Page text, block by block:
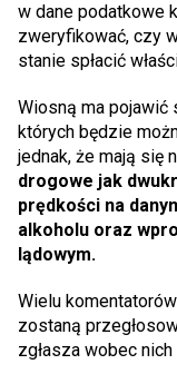
w dane podatkowe
zweryfikować, czy
stanie spłacić
Wiosną ma pojawić
których będzie
jednak, że mają się
drogowe jak
prędkości na
alkoholu oraz
lądowym.
Wielu
zostaną
zgłasza wobec